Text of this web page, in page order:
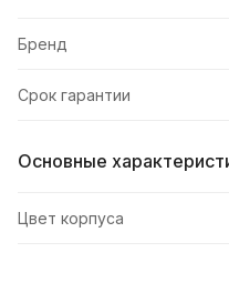
Бренд
Срок гарантии
Основные
Цвет корпуса